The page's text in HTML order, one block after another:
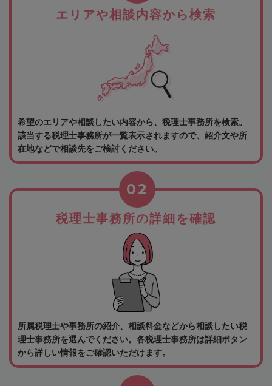
エリアや相談内容から検索
希望のエリアや相談したい内容から、税理士事務所を検索。
該当する税理士事務所が一覧表示されますので、紹介文や所
在地などで相談先をご検討ください。
税理士事務所の詳細を確認
02
所属税理士や事務所の紹介、相談料金などから相談したい税
理士事務所を選んでください。各税理士事務所は詳細ボタン
から詳しい情報をご確認いただけます。